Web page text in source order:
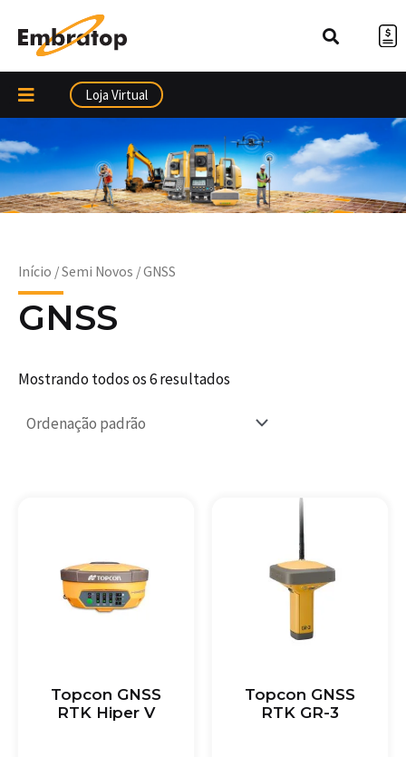
para
conteúdo
Loja Virtual
Início /Semi Novos / GNSS
GNSS
Mostrando todos os 6 resultados
Topcon GNSS
RTK Hiper V
Topcon GNSS
RTK GR-3